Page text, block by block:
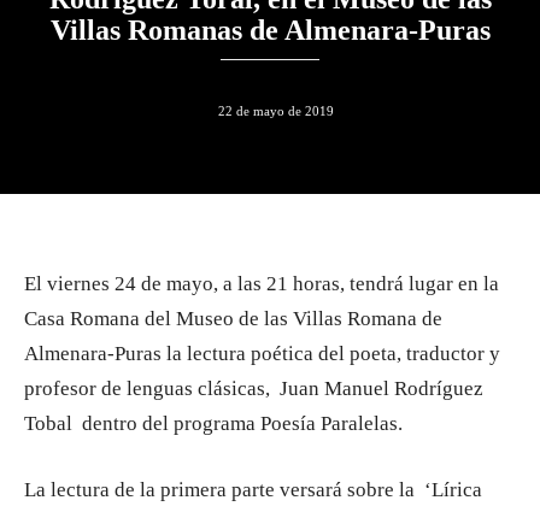
Villas Romanas de Almenara-Puras
22 de mayo de 2019
El viernes 24 de mayo, a las 21 horas, tendrá lugar en la
Casa Romana del Museo de las Villas Romana de
Almenara-Puras la lectura poética del poeta, traductor y
profesor de lenguas clásicas, Juan Manuel Rodríguez
Tobal dentro del programa Poesía Paralelas.
La lectura de la primera parte versará sobre la ‘Lírica